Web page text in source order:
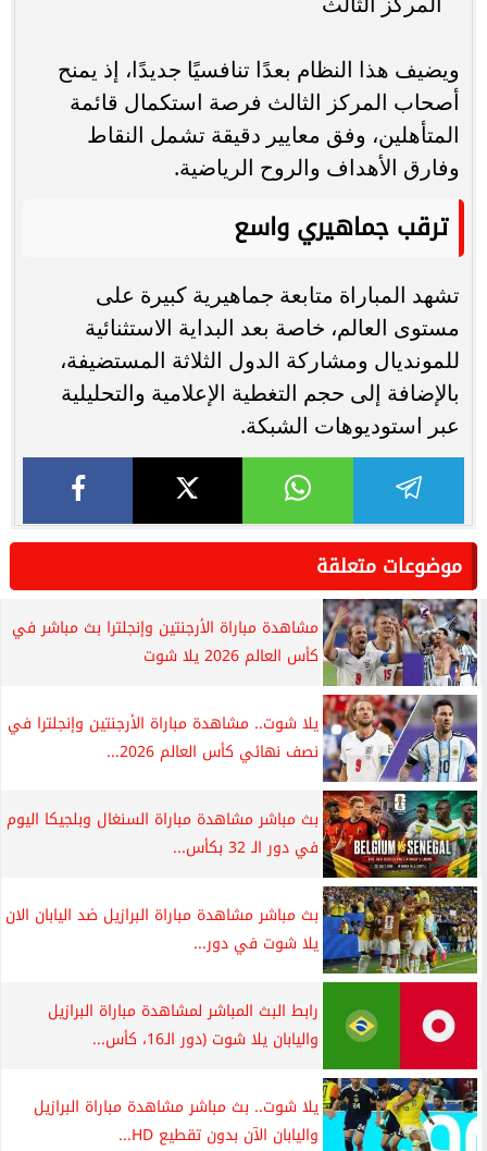
ويضيف هذا النظام بعدًا تنافسيًا جديدًا، إذ يمنح
أصحاب المركز الثالث فرصة استكمال قائمة
المتأهلين، وفق معايير دقيقة تشمل النقاط
وفارق الأهداف والروح الرياضية.
ترقب جماهيري واسع
تشهد المباراة متابعة جماهيرية كبيرة على
مستوى العالم، خاصة بعد البداية الاستثنائية
للمونديال ومشاركة الدول الثلاثة المستضيفة،
بالإضافة إلى حجم التغطية الإعلامية والتحليلية
عبر استوديوهات الشبكة.
موضوعات متعلقة
مشاهدة مباراة الأرجنتين وإنجلترا بث مباشر في
كأس العالم 2026 يلا شوت
يلا شوت.. مشاهدة مباراة الأرجنتين وإنجلترا في
نصف نهائي كأس العالم 2026...
بث مباشر مشاهدة مباراة السنغال وبلجيكا اليوم
في دور الـ 32 بكأس...
بث مباشر مشاهدة مباراة البرازيل ضد اليابان الان
يلا شوت في دور...
رابط البث المباشر لمشاهدة مباراة البرازيل
واليابان يلا شوت (دور الـ16، كأس...
يلا شوت.. بث مباشر مشاهدة مباراة البرازيل
واليابان الآن بدون تقطيع HD...